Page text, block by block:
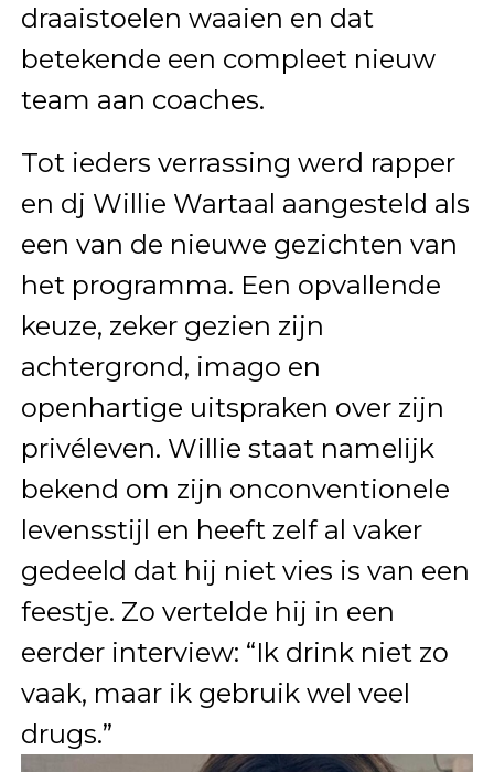
draaistoelen waaien en dat
betekende een compleet nieuw
team aan coaches.
Tot ieders verrassing werd rapper
en dj Willie Wartaal aangesteld als
een van de nieuwe gezichten van
het programma. Een opvallende
keuze, zeker gezien zijn
achtergrond, imago en
openhartige uitspraken over zijn
privéleven. Willie staat namelijk
bekend om zijn onconventionele
levensstijl en heeft zelf al vaker
gedeeld dat hij niet vies is van een
feestje. Zo vertelde hij in een
eerder interview: “Ik drink niet zo
vaak, maar ik gebruik wel veel
drugs.”